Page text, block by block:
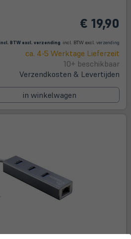
€ 19,90
BTW excl. verzending incl. BTW excl. verzending
ca. 4-5 Werktage Lieferzeit
10+ beschikbaar
Verzendkosten & Levertijden
in winkelwagen